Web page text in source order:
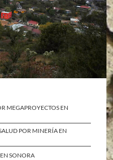
MEGAPROYECTOS EN
POR MINERÍA EN
SONORA